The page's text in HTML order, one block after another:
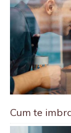
Cum te